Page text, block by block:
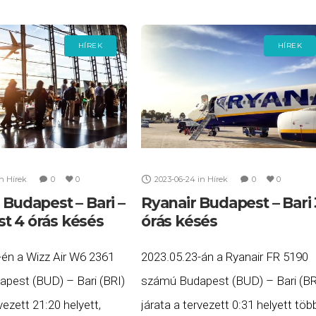
HÍREK
Hírek 0 0
– Bari –
4 órás késés
a Wizz Air W6 2361
(BUD) – Bari (BRI)
21:20 helyett,
HÍREK
2023-06-24 in Hírek 0 0
Ryanair Budapest – Bari
órás késés
2023.05.23-án a Ryanair FR 5190
számú Budapest (BUD) – Bari
járata a tervezett 0:31 helyett